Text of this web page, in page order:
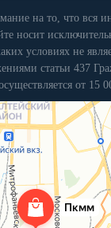
на то, что вся
носит
условиях не
статьи 437
от 15